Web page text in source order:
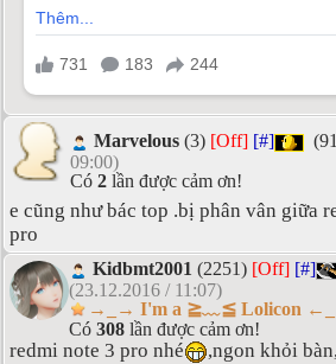
Marvelous (3) [Off] [#]
09:00)
Có 2 lần được cảm ơn!
e cũng như bác top .bị phân vân giữa
pro
Kidbmt2001 (2251) [Off] [#]
(23.12.2016 / 11:07)
→_→ I'm a ≧﹏≦ Lolicon
Có 308 lần được cảm ơn!
redmi note 3 pro nhé ,ngon khỏi